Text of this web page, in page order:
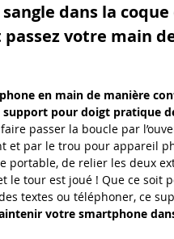
dans la
votre main
en main de manière
support pour doigt pratique
passer la boucle par
et par le trou pour appareil
portable, de relier les deux
le tour est joué ! Que ce soit
textes ou téléphoner, ce
votre smartphone